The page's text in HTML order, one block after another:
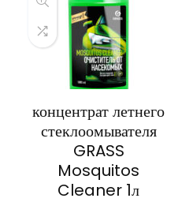
концентрат летнего
стеклоомывателя
GRASS
Mosquitos
Cleaner 1л